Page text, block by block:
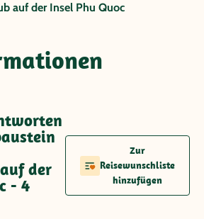
auf der Insel Phu Quoc
der
- 4
Zur
Reisewunschliste
hinzufügen